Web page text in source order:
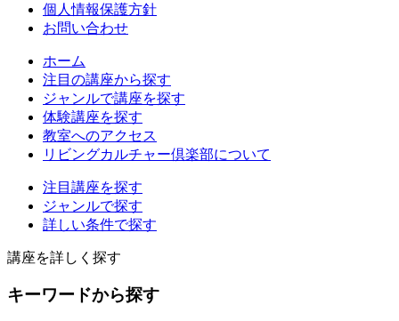
個人情報保護方針
お問い合わせ
ホーム
注目の講座から探す
ジャンルで講座を探す
体験講座を探す
教室へのアクセス
リビングカルチャー倶楽部について
注目講座を探す
ジャンルで探す
詳しい条件で探す
講座を詳しく探す
キーワードから探す